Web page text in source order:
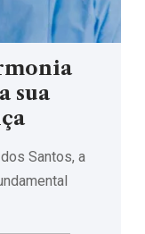
sua
Santos, a